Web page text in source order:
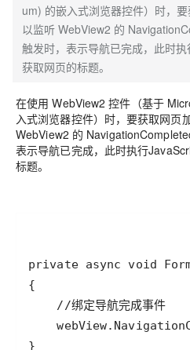
um) 的嵌入式浏览器控件）时，
以监听 WebView2 的
触发时，表示导航已完成，此时
获取网页的标题。
在使用 WebView2 控件（基于
入式浏览器控件）时，要获取网页
WebView2 的
表示导航已完成，此时执行
标题。
private async void
//绑定导航完成事件
webView.